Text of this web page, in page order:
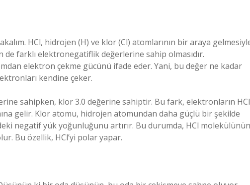
HCl, hidrojen (H) ve klor (Cl) atomlarının bir araya
farklı elektronegatiflik değerlerine sahip olmasıdır.
elektron çekme gücünü ifade eder. Yani, bu değer ne kadar
kendine çeker.
sahipken, klor 3.0 değerine sahiptir. Bu fark, elektronların HCl
gelir. Klor atomu, hidrojen atomundan daha güçlü bir şekilde
negatif yük yoğunluğunu artırır. Bu durumda, HCl molekülünün
Bu özellik, HCl’yi polar yapar.